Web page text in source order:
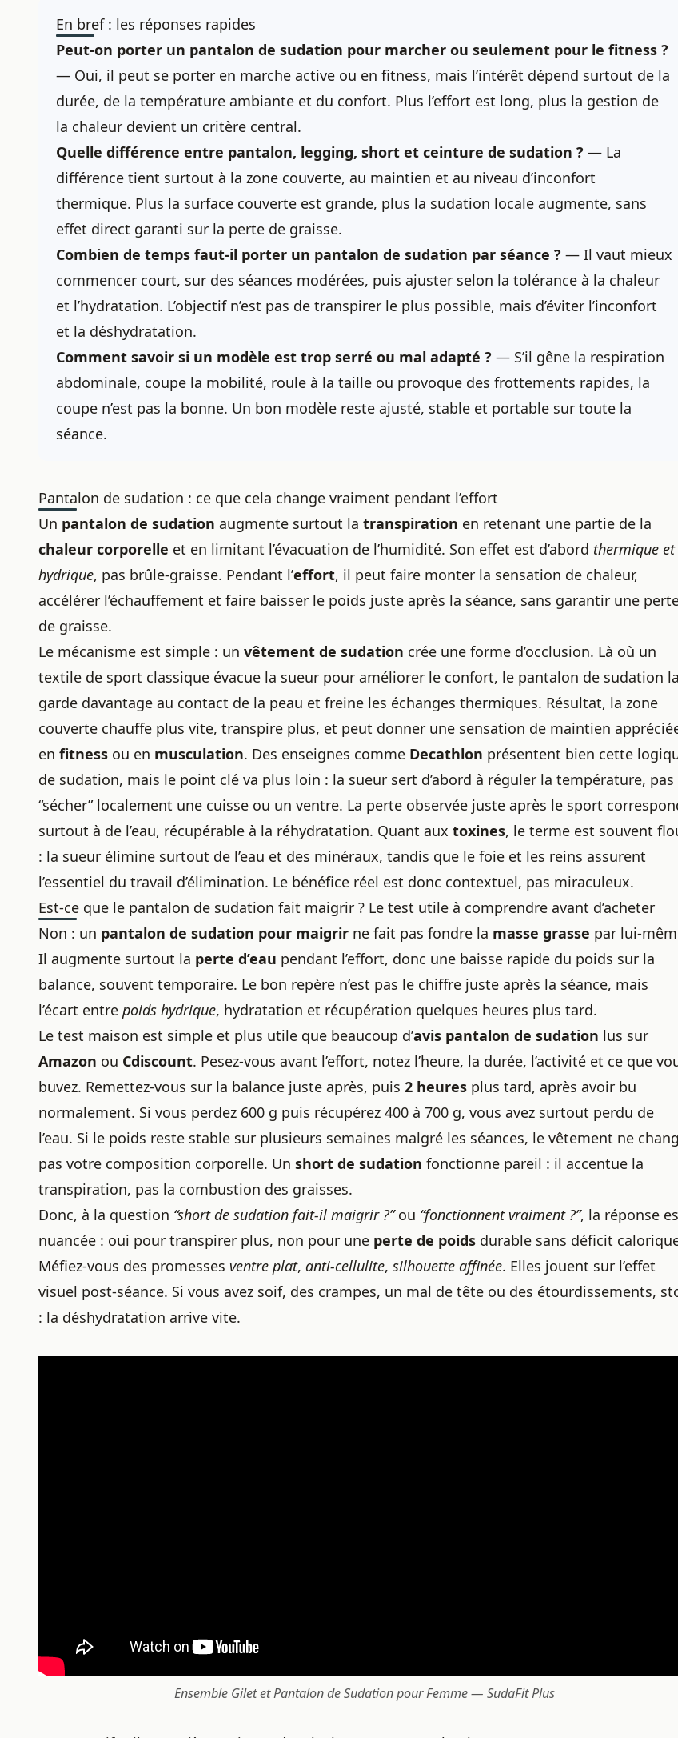
En bref : les réponses rapides
Peut-on porter un pantalon de sudation pour marcher ou seulement pour le fitness ?
— Oui, il peut se porter en marche active ou en fitness, mais l’intérêt dépend surtout de la
durée, de la température ambiante et du confort. Plus l’effort est long, plus la gestion de
la chaleur devient un critère central.
Quelle différence entre pantalon, legging, short et ceinture de sudation ? — La
différence tient surtout à la zone couverte, au maintien et au niveau d’inconfort
thermique. Plus la surface couverte est grande, plus la sudation locale augmente, sans
effet direct garanti sur la perte de graisse.
Combien de temps faut-il porter un pantalon de sudation par séance ? — Il vaut mieux
commencer court, sur des séances modérées, puis ajuster selon la tolérance à la chaleur
et l’hydratation. L’objectif n’est pas de transpirer le plus possible, mais d’éviter l’inconfort
et la déshydratation.
Comment savoir si un modèle est trop serré ou mal adapté ? — S’il gêne la respiration
abdominale, coupe la mobilité, roule à la taille ou provoque des frottements rapides, la
coupe n’est pas la bonne. Un bon modèle reste ajusté, stable et portable sur toute la
séance.
Pantalon de sudation : ce que cela change vraiment pendant l’effort
Un pantalon de sudation augmente surtout la transpiration en retenant une partie de la
chaleur corporelle et en limitant l’évacuation de l’humidité. Son effet est d’abord thermique et
hydrique, pas brûle-graisse. Pendant l’effort, il peut faire monter la sensation de chaleur,
accélérer l’échauffement et faire baisser le poids juste après la séance, sans garantir une
de graisse.
Le mécanisme est simple : un vêtement de sudation crée une forme d’occlusion. Là où un
textile de sport classique évacue la sueur pour améliorer le confort, le pantalon de sudation la
garde davantage au contact de la peau et freine les échanges thermiques. Résultat, la zone
couverte chauffe plus vite, transpire plus, et peut donner une sensation de maintien
en fitness ou en musculation. Des enseignes comme Decathlon présentent bien cette
de sudation, mais le point clé va plus loin : la sueur sert d’abord à réguler la température, pas
“sécher” localement une cuisse ou un ventre. La perte observée juste après le sport
surtout à de l’eau, récupérable à la réhydratation. Quant aux toxines, le terme est souvent
: la sueur élimine surtout de l’eau et des minéraux, tandis que le foie et les reins assurent
l’essentiel du travail d’élimination. Le bénéfice réel est donc contextuel, pas miraculeux.
Est-ce que le pantalon de sudation fait maigrir ? Le test utile à comprendre avant d’acheter
Non : un pantalon de sudation pour maigrir ne fait pas fondre la masse grasse par lui-
Il augmente surtout la perte d’eau pendant l’effort, donc une baisse rapide du poids sur la
balance, souvent temporaire. Le bon repère n’est pas le chiffre juste après la séance, mais
l’écart entre poids hydrique, hydratation et récupération quelques heures plus tard.
Le test maison est simple et plus utile que beaucoup d’avis pantalon de sudation lus sur
Amazon ou Cdiscount. Pesez-vous avant l’effort, notez l’heure, la durée, l’activité et ce que
buvez. Remettez-vous sur la balance juste après, puis 2 heures plus tard, après avoir bu
normalement. Si vous perdez 600 g puis récupérez 400 à 700 g, vous avez surtout perdu de
l’eau. Si le poids reste stable sur plusieurs semaines malgré les séances, le vêtement ne
pas votre composition corporelle. Un short de sudation fonctionne pareil : il accentue la
transpiration, pas la combustion des graisses.
Donc, à la question “short de sudation fait-il maigrir ?”ou “fonctionnent vraiment ?”, la réponse
nuancée : oui pour transpirer plus, non pour une perte de poids durable sans déficit
Méfiez-vous des promesses ventre plat, anti-cellulite, silhouette affinée. Elles jouent sur l’effet
visuel post-séance. Si vous avez soif, des crampes, un mal de tête ou des étourdissements,
: la déshydratation arrive vite.
Ensemble Gilet et Pantalon de Sudation pour Femme — SudaFit Plus